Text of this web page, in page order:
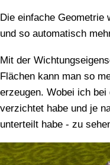
Die einfache Geometrie
und so automatisch
Mit der
Flächen kann man so
erzeugen. Wobei ich
verzichtet habe und je
unterteilt habe - zu